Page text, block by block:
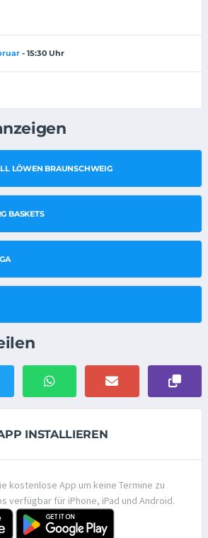
- 15:30 Uhr
LÖWEN BRAUNSCHWEIG
BASKETS
INSTALLIEREN
kostenlose App um keine Termine zu
verfügbar für iPhone, iPad und Android.